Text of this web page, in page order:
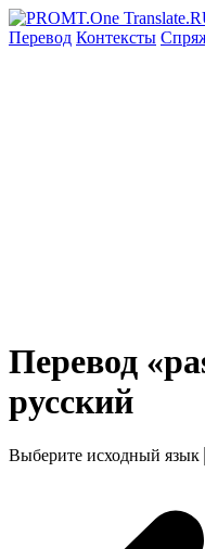
Перевод Контексты
Перевод
русский
Выберите исходный язык